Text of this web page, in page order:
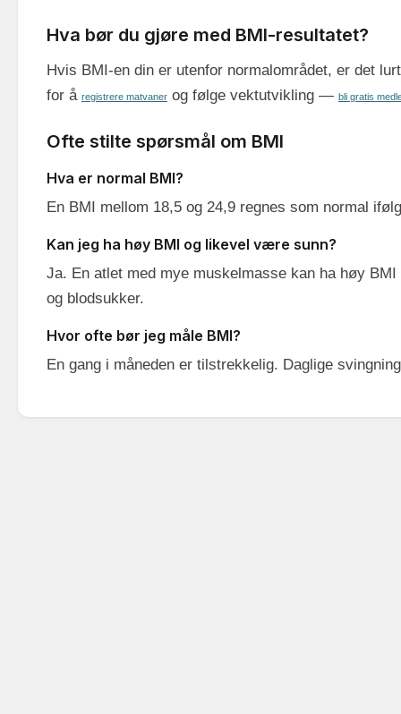
Hva bør du gjøre med BMI-resultatet?
Hvis BMI-en din er utenfor normalområdet, er det
for å registrere matvaner og følge vektutvikling — bli gratis
Ofte stilte spørsmål om BMI
Hva er normal BMI?
En BMI mellom 18,5 og 24,9 regnes som normal
Kan jeg ha høy BMI og likevel være sunn?
Ja. En atlet med mye muskelmasse kan ha høy
og blodsukker.
Hvor ofte bør jeg måle BMI?
En gang i måneden er tilstrekkelig. Daglige